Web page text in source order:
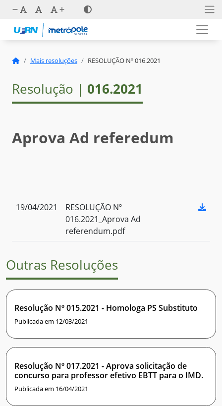
Mais resoluções RESOLUÇÃO Nº 016.2021
Resolução | 016.2021
Aprova Ad referedum
19/04/2021
RESOLUÇÃO Nº
016.2021_Aprova Ad
referendum.pdf
Outras Resoluções
Resolução Nº 015.2021 - Homologa PS Substituto
Publicada em 12/03/2021
Resolução Nº 017.2021 - Aprova solicitação de
concurso para professor efetivo EBTT para o IMD.
Publicada em 16/04/2021